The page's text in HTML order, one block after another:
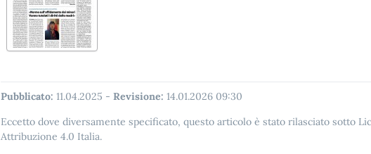
Pubblicato: 11.04.2025 - Revisione: 14.01.2026 09:30
Eccetto dove diversamente specificato, questo articolo è stato rilasciato sotto
Attribuzione 4.0 Italia.